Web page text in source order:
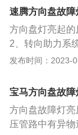
用是检测发动
点火时间。后
者传感器插头
流量传感器故
气量信号，就不
速腾方向盘故障
方向盘灯亮起的
2、转向助力系
损坏也会导致
物，造成转向泵
等机构，是否
3、检查轮胎胎
件。
发布时间：2023-
宝马方向盘故障
方向盘故障灯
压管路中有异